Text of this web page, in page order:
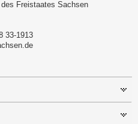
Freistaates Sachsen
33-1913